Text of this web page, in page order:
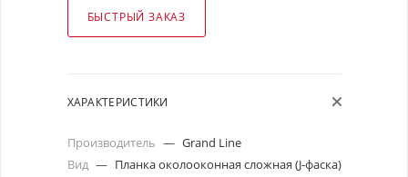
БЫСТРЫЙ ЗАКАЗ
ХАРАКТЕРИСТИКИ
Производитель — Grand Line
Вид — Планка околооконная сложная (J-фаска)